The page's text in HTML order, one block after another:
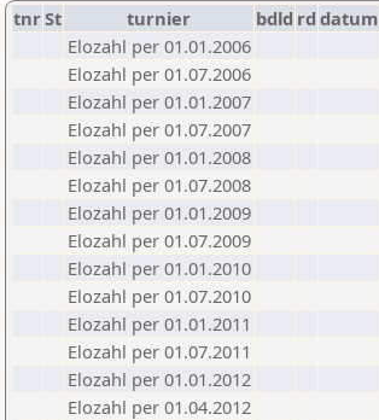
tnrSt turnier bdld rd datum
Elozahl per 01.01.2006
Elozahl per 01.07.2006
Elozahl per 01.01.2007
Elozahl per 01.07.2007
Elozahl per 01.01.2008
Elozahl per 01.07.2008
Elozahl per 01.01.2009
Elozahl per 01.07.2009
Elozahl per 01.01.2010
Elozahl per 01.07.2010
Elozahl per 01.01.2011
Elozahl per 01.07.2011
Elozahl per 01.01.2012
Elozahl per 01.04.2012